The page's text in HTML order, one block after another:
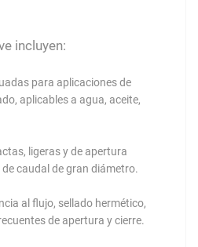
incluyen:
para aplicaciones de
aplicables a agua, aceite,
ligeras y de apertura
caudal de gran diámetro.
al flujo, sellado hermético,
de apertura y cierre.